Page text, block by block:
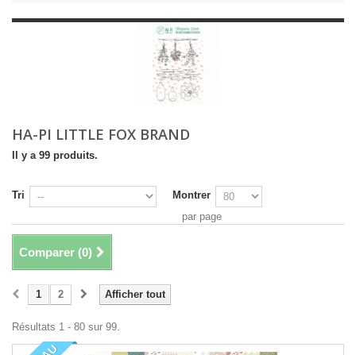
HA-PI LITTLE FOX BRAND
Il y a 99 produits.
Tri
Montrer
par page
Comparer (0)
Afficher tout
1 2
Résultats 1 - 80 sur 99.